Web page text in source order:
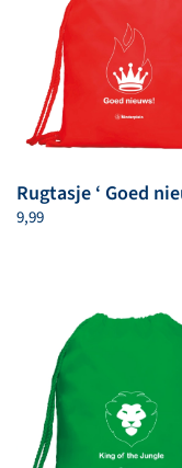
Rugtasje ‘ Goed
9,99